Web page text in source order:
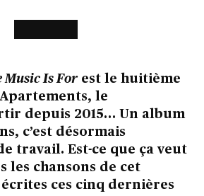
Music Is Forest le huitième
le
depuis 2015… Un album
c’est désormais
travail. Est-ce que ça veut
les chansons de cet
ces cinq dernières